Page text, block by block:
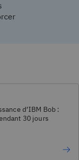
d’IBM Bob :
30 jours